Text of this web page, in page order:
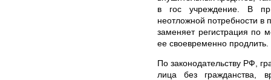
в гос учреждение. В
неотложной потребности в
заменяет регистрация по
ее своевременно продлить.
По законодательству РФ,
лица без гражданства,